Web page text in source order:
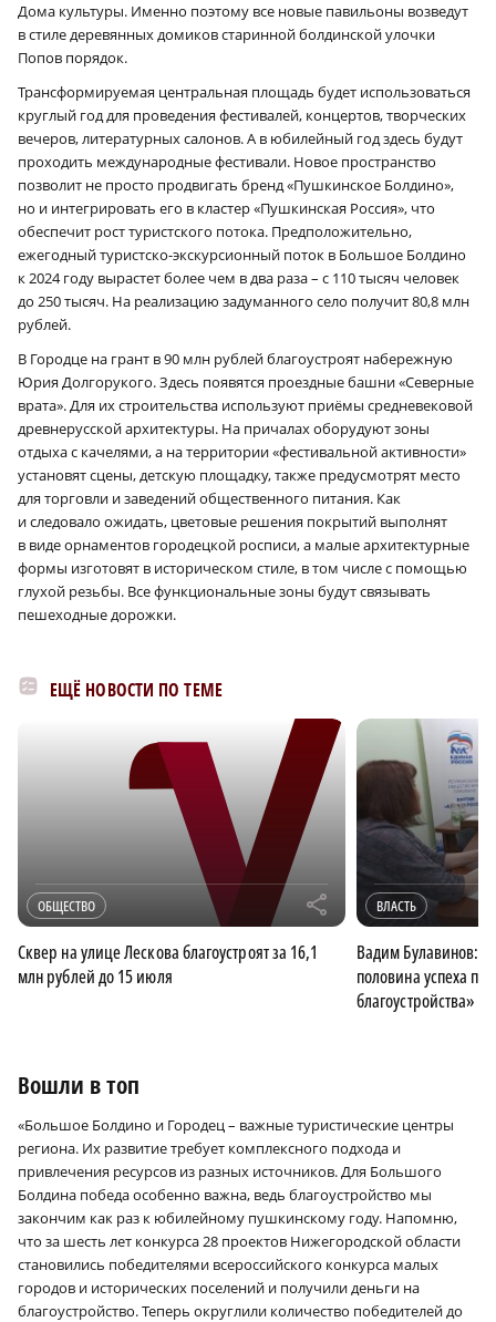
Дома культуры. Именно поэтому все новые павильоны возведут
в стиле деревянных домиков старинной болдинской улочки
Попов порядок.
Трансформируемая центральная площадь будет использоваться
круглый год для проведения фестивалей, концертов, творческих
вечеров, литературных салонов. А в юбилейный год здесь будут
проходить международные фестивали. Новое пространство
позволит не просто продвигать бренд «Пушкинское Болдино»,
но и интегрировать его в кластер «Пушкинская Россия», что
обеспечит рост туристского потока. Предположительно,
ежегодный туристско-экскурсионный поток в Большое Болдино
к 2024 году вырастет более чем в два раза – с 110 тысяч человек
до 250 тысяч. На реализацию задуманного село получит 80,8 млн
рублей.
В Городце на грант в 90 млн рублей благоустроят набережную
Юрия Долгорукого. Здесь появятся проездные башни «Северные
врата». Для их строительства используют приёмы средневековой
древнерусской архитектуры. На причалах оборудуют зоны
отдыха с качелями, а на территории «фестивальной активности»
установят сцены, детскую площадку, также предусмотрят место
для торговли и заведений общественного питания. Как
и следовало ожидать, цветовые решения покрытий выполнят
в виде орнаментов городецкой росписи, а малые архитектурные
формы изготовят в историческом стиле, в том числе с помощью
глухой резьбы. Все функциональные зоны будут связывать
пешеходные дорожки.
ЕЩЁ НОВОСТИ ПО ТЕМЕ
ОБЩЕСТВО r
Сквер на улице Лескова благоустроят за 16,1
млн рублей до 15 июля
ВЛАСТЬ
Вадим Булавинов:
половина успеха
благоустройства»
Вошли в топ
«Большое Болдино и Городец – важные туристические центры
региона. Их развитие требует комплексного подхода и
привлечения ресурсов из разных источников. Для Большого
Болдина победа особенно важна, ведь благоустройство мы
закончим как раз к юбилейному пушкинскому году. Напомню,
что за шесть лет конкурса 28 проектов Нижегородской области
становились победителями всероссийского конкурса малых
городов и исторических поселений и получили деньги на
благоустройство. Теперь округлили количество победителей до